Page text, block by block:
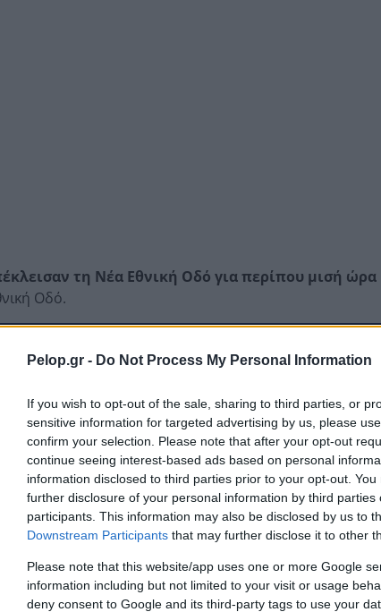
Pelop.gr - Do Not Process My Personal Information
If you wish to opt-out of the sale, sharing to third parties, or
sensitive information for targeted advertising by us, please
confirm your selection. Please note that after your opt-out
continue seeing interest-based ads based on personal
information disclosed to third parties prior to your opt-out.
further disclosure of your personal information by third parties
participants. This information may also be disclosed by us to
Downstream Participants that may further disclose it to other
Please note that this website/app uses one or more Google
information including but not limited to your visit or usage
deny consent to Google and its third-party tags to use your
τη Nέα Eθνική Oδό για περίπου μισή ώρα
Οδό.